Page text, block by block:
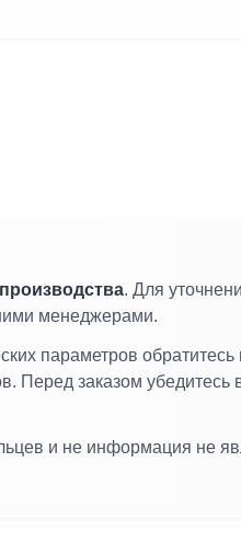
. Для
менеджерами.
параметров обратитесь
Перед заказом убедитесь
и не информация не